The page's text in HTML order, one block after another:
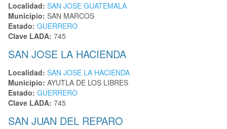
Localidad: SAN JOSE GUATEMALA
Municipio: SAN MARCOS
Estado: GUERRERO
Clave LADA: 745
SAN JOSE LA HACIENDA
Localidad: SAN JOSE LA HACIENDA
Municipio: AYUTLA DE LOS LIBRES
Estado: GUERRERO
Clave LADA: 745
SAN JUAN DEL REPARO